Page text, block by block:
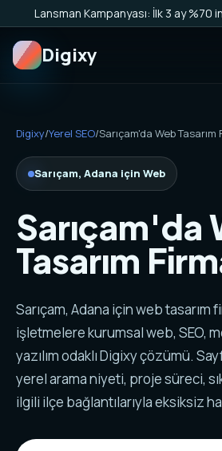
Digixy
Digixy/Yerel SEO/Sarıçam'da Web Tasarım
Sarıçam, Adana için Web
Sarıçam'da
Tasarım
Sarıçam, Adana için web tasarım
işletmelere kurumsal web, SEO,
yazılım odaklı Digixy çözümü.
yerel arama niyeti, proje süreci,
ilgili ilçe bağlantılarıyla eksiksiz